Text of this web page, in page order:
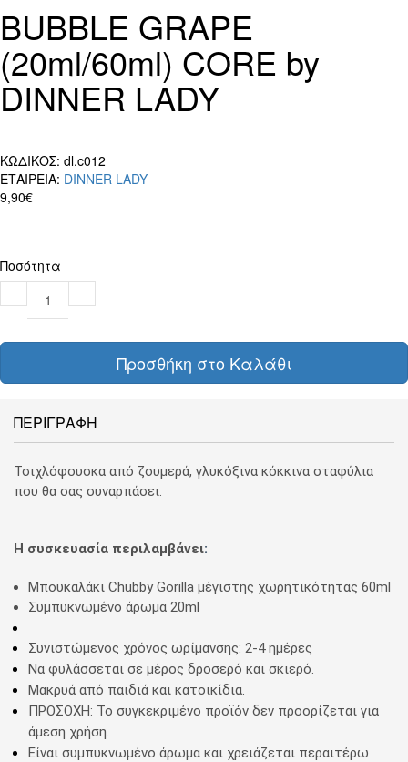
BUBBLE GRAPE
(20ml/60ml) CORE by
DINNER LADY
ΚΩΔΙΚΟΣ: dl.c012
ΕΤΑΙΡΕΙΑ: DINNER LADY
9,90€
Ποσότητα
Προσθήκη στο Καλάθι
ΠΕΡΙΓΡΑΦΗ
Τσιχλόφουσκα από ζουμερά, γλυκόξινα κόκκινα σταφύλια
που θα σας συναρπάσει.
Η συσκευασία περιλαμβάνει:
Μπουκαλάκι Chubby Gorilla μέγιστης χωρητικότητας 60ml
Συμπυκνωμένο άρωμα 20ml
Συνιστώμενος χρόνος ωρίμανσης: 2-4 ημέρες
Να φυλάσσεται σε μέρος δροσερό και σκιερό.
Μακρυά από παιδιά και κατοικίδια.
ΠΡΟΣΟΧΗ: Το συγκεκριμένο προϊόν δεν προορίζεται για
άμεση χρήση.
Είναι συμπυκνωμένο άρωμα και χρειάζεται περαιτέρω